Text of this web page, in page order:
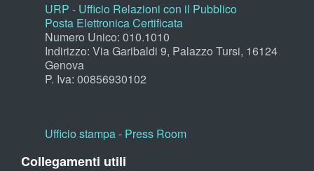
URP - Ufficio Relazioni con il Pubblico
Posta Elettronica Certificata
Numero Unico: 010.1010
Indirizzo: Via Garibaldi 9, Palazzo Tursi, 16124
Genova
P. Iva: 00856930102
Ufficio stampa - Press Room
Collegamenti utili